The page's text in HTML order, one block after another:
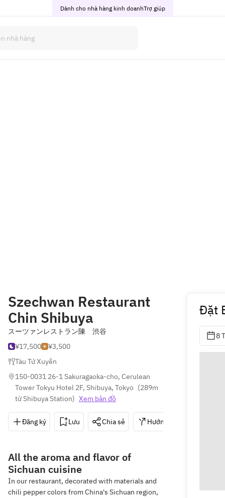
Dành cho nhà hàng kinh doanhTrợ giúp
Szechwan Restaurant
Chin Shibuya
スーツァンレストラン陳 渋谷
¥17,500
¥3,500
Tàu Tứ Xuyên
150-0031 26-1 Sakuragaoka-cho, Cerulean
Tower Tokyu Hotel 2F, Shibuya, Tokyo (289m
từ Shibuya Station) Xem bản đồ
Đăng ký Lưu Chia sẻ Hướng dẫn
All the aroma and flavor of
Sichuan cuisine
In our restaurant, decorated with materials and
chili pepper colors from China's Sichuan region,
Đặt
8